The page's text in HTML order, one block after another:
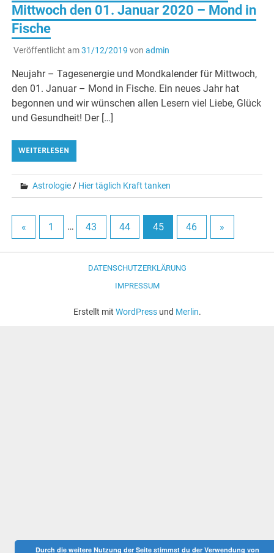
Mittwoch den 01. Januar 2020 – Mond in
Fische
Veröffentlicht am31/12/2019 von admin
Neujahr – Tagesenergie und Mondkalender für Mittwoch,
den 01. Januar – Mond in Fische. Ein neues Jahr hat
begonnen und wir wünschen allen Lesern viel Liebe, Glück
und Gesundheit! Der […]
WEITERLESEN
Astrologie / Hier täglich Kraft tanken
« 1 … 43 44 45 46 »
DATENSCHUTZERKLÄRUNG
IMPRESSUM
Erstellt mit WordPressund Merlin.
Durch die weitere Nutzung der Seite stimmst du der Verwendung von